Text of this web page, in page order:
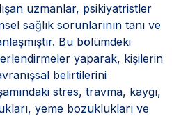
uzmanlar, psikiyatristler
sağlık sorunlarının tanı ve
Bu bölümdeki
yaparak, kişilerin
belirtilerini
stres, travma, kaygı,
yeme bozuklukları ve